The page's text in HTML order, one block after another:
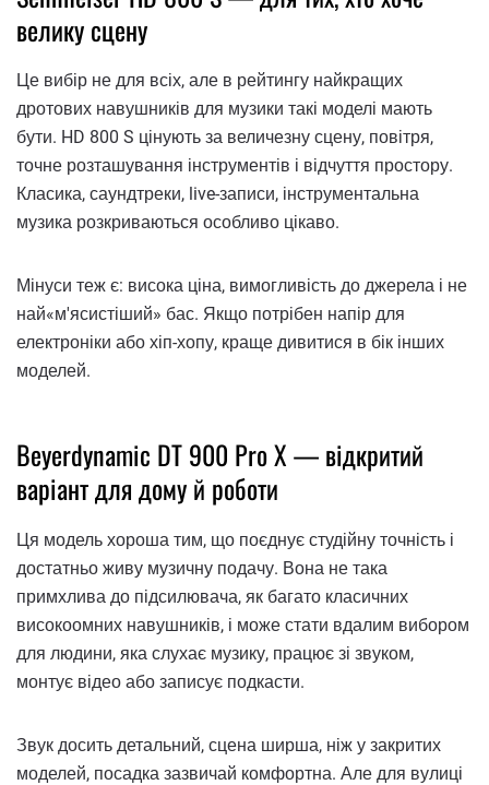
велику сцену
Це вибір не для всіх, але в рейтингу найкращих
дротових навушників для музики такі моделі мають
бути. HD 800 S цінують за величезну сцену, повітря,
точне розташування інструментів і відчуття простору.
Класика, саундтреки, live-записи, інструментальна
музика розкриваються особливо цікаво.
Мінуси теж є: висока ціна, вимогливість до джерела і не
най«м'ясистіший» бас. Якщо потрібен напір для
електроніки або хіп-хопу, краще дивитися в бік інших
моделей.
Beyerdynamic DT 900 Pro X — відкритий
варіант для дому й роботи
Ця модель хороша тим, що поєднує студійну точність і
достатньо живу музичну подачу. Вона не така
примхлива до підсилювача, як багато класичних
високоомних навушників, і може стати вдалим вибором
для людини, яка слухає музику, працює зі звуком,
монтує відео або записує подкасти.
Звук досить детальний, сцена ширша, ніж у закритих
моделей, посадка зазвичай комфортна. Але для вулиці